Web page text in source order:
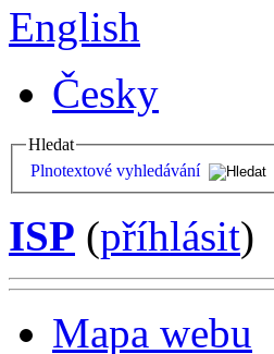
English
Česky
Hledat
Plnotextové vyhledávání
ISP (příhlásit)
Mapa webu